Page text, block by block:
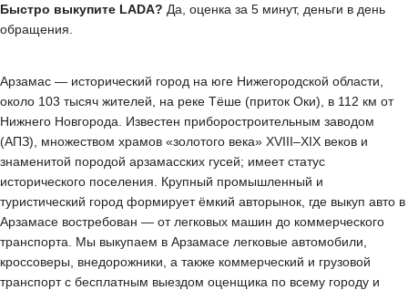
Быстро выкупите LADA? Да, оценка за 5 минут, деньги в день
обращения.
Арзамас — исторический город на юге Нижегородской области,
около 103 тысяч жителей, на реке Тёше (приток Оки), в 112 км от
Нижнего Новгорода. Известен приборостроительным заводом
(АПЗ), множеством храмов «золотого века» XVIII–XIX веков и
знаменитой породой арзамасских гусей; имеет статус
исторического поселения. Крупный промышленный и
туристический город формирует ёмкий авторынок, где выкуп авто в
Арзамасе востребован — от легковых машин до коммерческого
транспорта. Мы выкупаем в Арзамасе легковые автомобили,
кроссоверы, внедорожники, а также коммерческий и грузовой
транспорт с бесплатным выездом оценщика по всему городу и